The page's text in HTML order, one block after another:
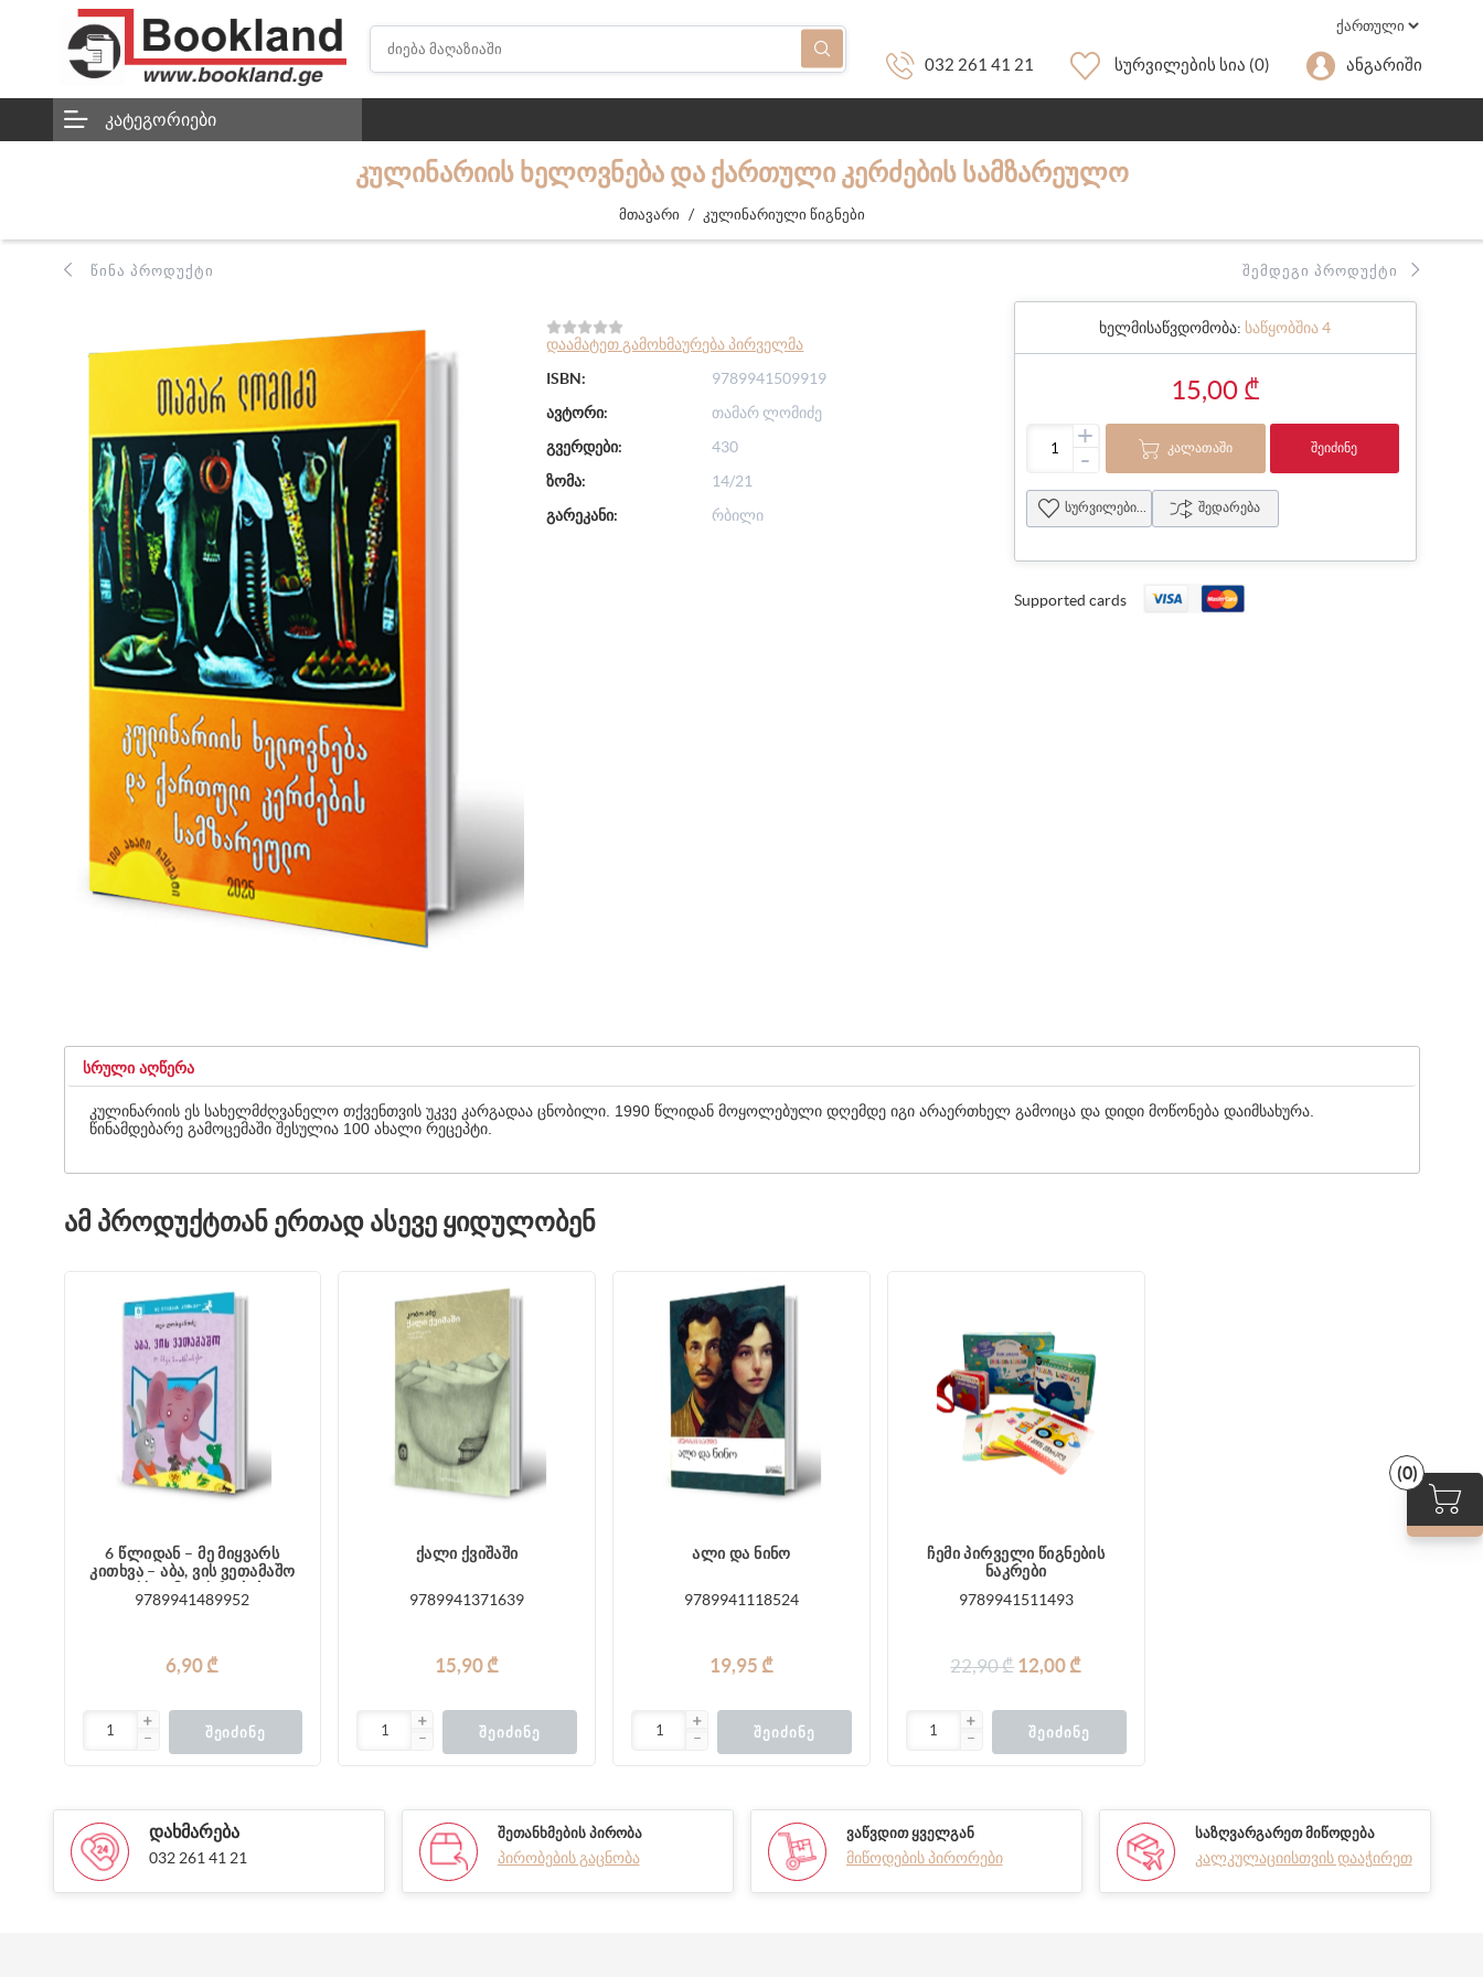
032 261 41 21 Სურვილების Სია (0) Ანგარიში
(0)
ᲙᲐᲢᲔᲒᲝᲠᲘᲔᲑᲘ
ᲙᲣᲚᲘᲜᲐᲠᲘᲘᲡ ᲮᲔᲚᲝᲕᲜᲔᲑᲐ ᲓᲐ ᲥᲐᲠᲗᲣᲚᲘ ᲙᲔᲠᲫᲔᲑᲘᲡ ᲡᲐᲛᲖᲐᲠᲔᲣᲚᲝ
მთავარი / კულინარიული წიგნები
ᲬᲘᲜᲐ ᲞᲠᲝᲓᲣᲥᲢᲘ ᲨᲔᲛᲓᲔᲒᲘ ᲞᲠᲝᲓᲣᲥᲢᲘ
დაამატეთ გამოხმაურება პირველმა
ISBN:
9789941509919
ავტორი:
თამარ ლომიძე
გვერდები:
430
ზომა:
14/21
გარეკანი:
რბილი
ხელმისაწვდომობა: საწყობშია 4
15,00 ₾
+
- ᲙᲐᲚᲐᲗᲐᲨᲘ ᲨᲔᲘᲫᲘᲜᲔ
სურვილების სია შედარება
Supported cards
ᲡᲠᲣᲚᲘ ᲐᲦᲬᲔᲠᲐ
კულინარიის ეს სახელმძღვანელო თქვენთვის უკვე კარგადაა ცნობილი. 1990 წლიდან მოყოლებული დღემდე იგი არაერთხელ გამოიცა და დიდი მოწონება დაიმსახურა.
წინამდებარე გამოცემაში შესულია 100 ახალი რეცეპტი.
ᲐᲛ ᲞᲠᲝᲓᲣᲥᲢᲗᲐᲜ ᲔᲠᲗᲐᲓ ᲐᲡᲔᲕᲔ ᲧᲘᲓᲣᲚᲝᲑᲔᲜ
6 წლიდან – მე მიყვარს
კითხვა – აბა, ვის ვეთამაშო
9789941489952
6,90 ₾
ᲨᲔᲘᲫᲘᲜᲔ
ქალი ქვიშაში
9789941371639
15,90 ₾
ᲨᲔᲘᲫᲘᲜᲔ
ალი და ნინო
9789941118524
19,95 ₾
ᲨᲔᲘᲫᲘᲜᲔ
ჩემი პირველი წიგნების
ნაკრები
9789941511493
22,90 ₾ 12,00 ₾
ᲨᲔᲘᲫᲘᲜᲔ
ᲓᲐᲮᲛᲐᲠᲔᲑᲐ
032 261 41 21
ᲨᲔᲗᲐᲜᲮᲛᲔᲑᲘᲡ ᲞᲘᲠᲝᲑᲐ
პირობების გაცნობა
ᲕᲐᲬᲕᲓᲘᲗ ᲧᲕᲔᲚᲒᲐᲜ
მიწოდების პირორები
ᲡᲐᲖᲦᲕᲐᲠᲒᲐᲠᲔᲗ ᲛᲘᲬᲝᲓᲔᲑᲐ
კალკულაციისთვის დააჭირეთ